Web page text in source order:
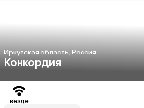
Иркутская область, Россия
Конкордия
везде